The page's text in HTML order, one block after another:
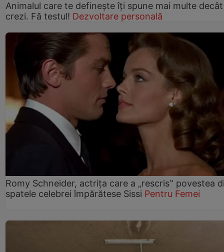
Animalul care te definește îți spune mai multe decât
crezi. Fă testul! Dezvoltare personală
Romy Schneider, actrița care a „rescris‟ povestea
spatele celebrei împărătese Sissi Pentru Femei